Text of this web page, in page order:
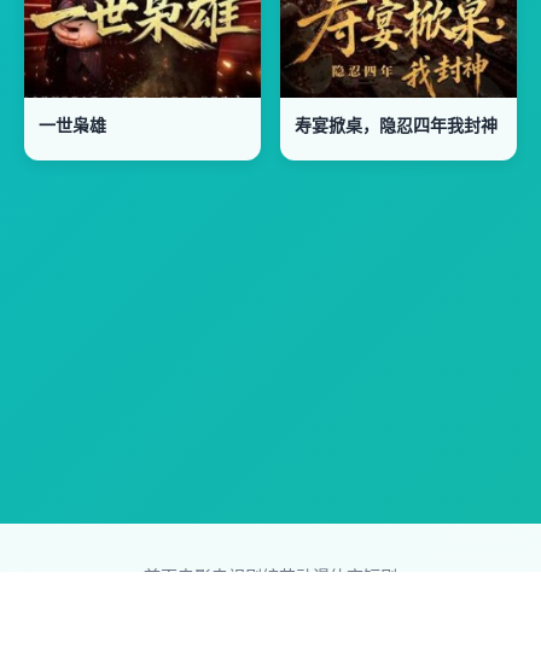
一世枭雄 寿宴掀桌，隐忍四年我封神
首页电影电视剧综艺动漫体育短剧